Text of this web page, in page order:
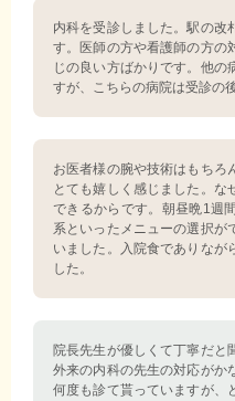
内科を受診しました。駅の改
す。医師の方や看護師の方の
じの良い方ばかりです。他の
すが、こちらの病院は受診の
お医者様の腕や技術はもちろ
とても嬉しく感じました。な
できるからです。朝昼晩1週
系といったメニューの選択が
いました。入院食でありなが
した。
院長先生が優しくて丁寧だと
外来の内科の先生の対応がか
何度も診て貰っていますが、